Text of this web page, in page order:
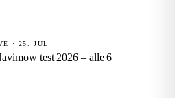
· 25. JUL
test 2026 – alle 6